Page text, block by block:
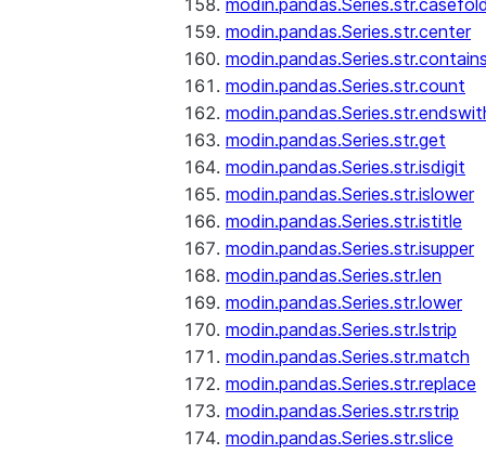
modin.pandas.Series.str.center
modin.pandas.Series.str.count
modin.pandas.Series.str.get
modin.pandas.Series.str.isdigit
modin.pandas.Series.str.islower
modin.pandas.Series.str.istitle
modin.pandas.Series.str.isupper
modin.pandas.Series.str.len
modin.pandas.Series.str.lower
modin.pandas.Series.str.lstrip
modin.pandas.Series.str.match
modin.pandas.Series.str.replace
modin.pandas.Series.str.rstrip
modin.pandas.Series.str.slice